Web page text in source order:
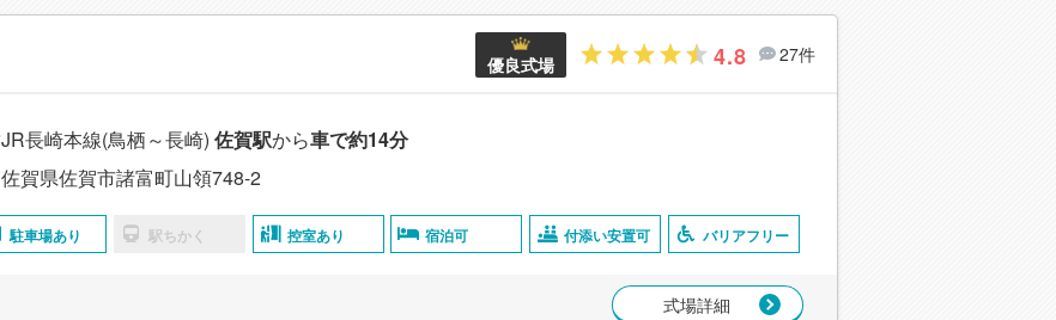
優良式場 4.8 27件
JR長崎本線(鳥栖～長崎) 佐賀駅から車で約14分
佐賀県佐賀市諸富町山領748-2
駐車場あり 駅ちかく 控室あり 宿泊可 付添い安置可 バリアフリー
式場詳細